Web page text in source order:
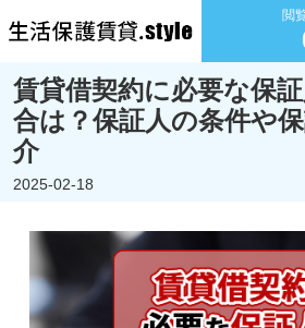
閲
賃貸借契約に必要な保
合は？保証人の条件や
介
2025-02-18